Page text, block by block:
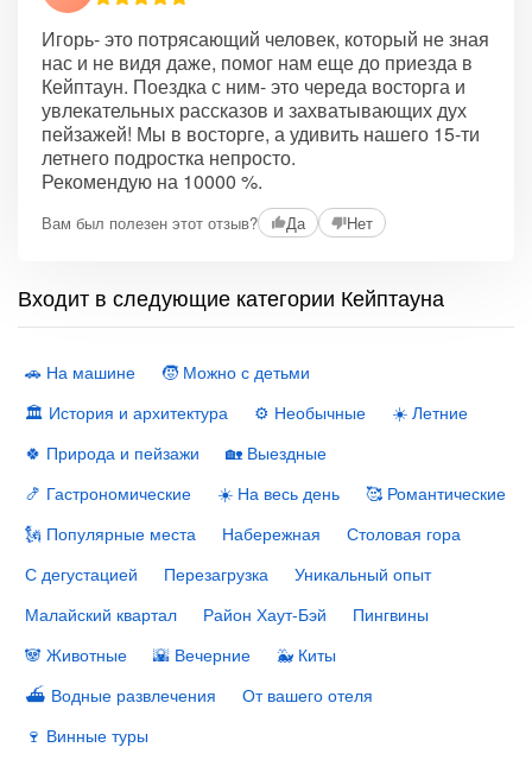
Игорь- это потрясающий человек, который не зная
нас и не видя даже, помог нам еще до приезда в
Кейптаун. Поездка с ним- это череда восторга и
увлекательных рассказов и захватывающих дух
пейзажей! Мы в восторге, а удивить нашего 15-ти
летнего подростка непросто.
Рекомендую на 10000 %.
Вам был полезен этот отзыв? Да Нет
Входит в следующие категории Кейптауна
🚗 На машине
🧒 Можно с детьми
🏛 История и архитектура
⚙️ Необычные
☀️ Летние
🍀 Природа и пейзажи
🏡 Выездные
🍤 Гастрономические
☀️ На весь день
🥰 Романтические
🗽 Популярные места
Набережная
Столовая гора
С дегустацией
Перезагрузка
Уникальный опыт
Малайский квартал
Район Хаут-Бэй
Пингвины
🐼 Животные
🌇 Вечерние
🐳 Киты
⛴ Водные развлечения
От вашего отеля
🍷 Винные туры